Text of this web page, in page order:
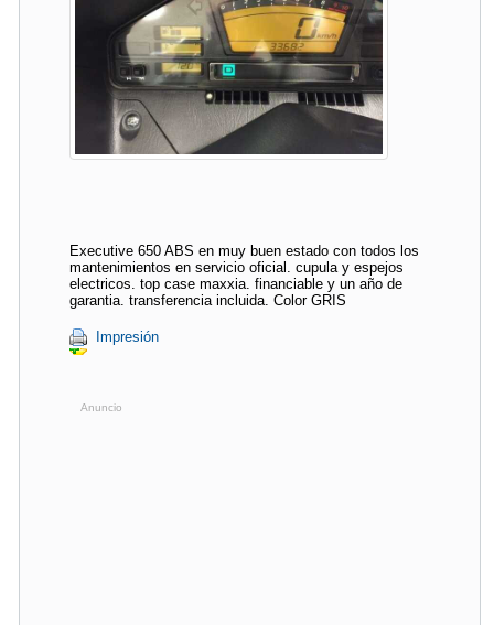
Executive 650 ABS en muy buen estado con todos los
mantenimientos en servicio oficial. cupula y espejos
electricos. top case maxxia. financiable y un año de
garantia. transferencia incluida. Color GRIS
Impresión
Anuncio